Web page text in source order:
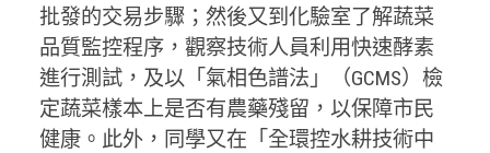
批發的交易步驟；然後又到化驗室了解蔬菜
品質監控程序，觀察技術人員利用快速酵素
進行測試，及以「氣相色譜法」（GCMS）檢
定蔬菜樣本上是否有農藥殘留，以保障市民
健康。此外，同學又在「全環控水耕技術中